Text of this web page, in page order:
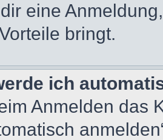
eine
bringt.
ich
Anmelden das